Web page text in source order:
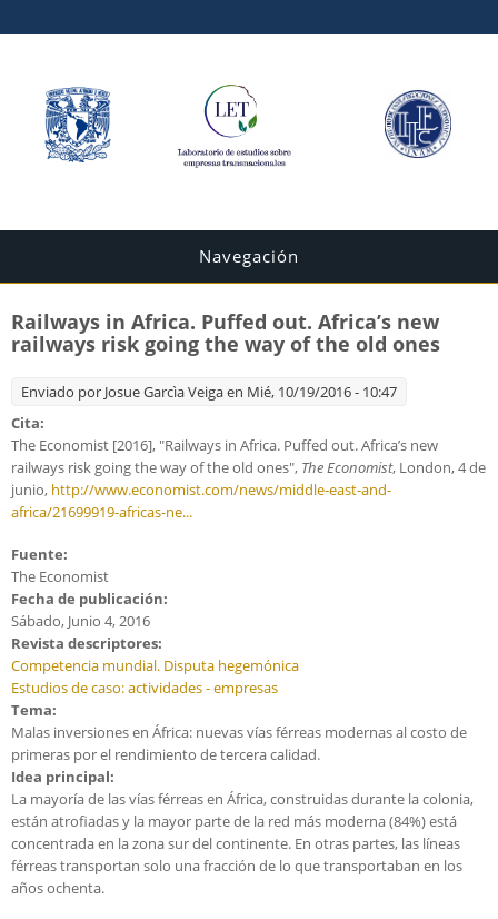
Navegación
Railways in Africa. Puffed out. Africa’s new
railways risk going the way of the old ones
Enviado por Josue Garcìa Veigaen Mié, 10/19/2016 - 10:47
Cita:
The Economist [2016], "Railways in Africa. Puffed out. Africa’s new
railways risk going the way of the old ones", The Economist, London, 4 de
junio, http://www.economist.com/news/middle-east-and-
africa/21699919-africas-ne...
Fuente:
The Economist
Fecha de publicación:
Sábado, Junio 4, 2016
Revista descriptores:
Competencia mundial. Disputa hegemónica
Estudios de caso: actividades - empresas
Tema:
Malas inversiones en África: nuevas vías férreas modernas al costo de
primeras por el rendimiento de tercera calidad.
Idea principal:
La mayoría de las vías férreas en África, construidas durante la colonia,
están atrofiadas y la mayor parte de la red más moderna (84%) está
concentrada en la zona sur del continente. En otras partes, las líneas
férreas transportan solo una fracción de lo que transportaban en los
años ochenta.